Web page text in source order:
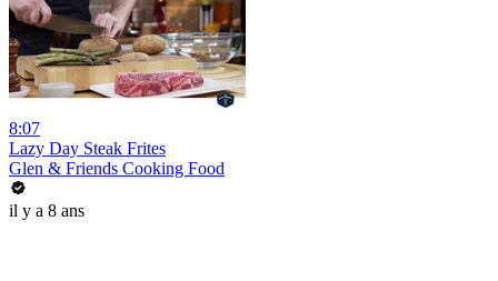
8:07
Lazy Day Steak Frites
Glen & Friends Cooking Food
il y a 8 ans